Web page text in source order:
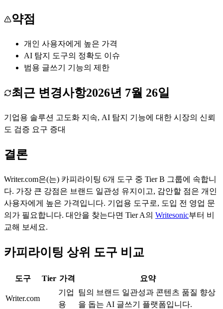
약점
개인 사용자에게 높은 가격
AI 탐지 도구의 정확도 이슈
범용 글쓰기 기능의 제한
최근 변경사항2026년 7월 26일
기업용 솔루션 고도화 지속, AI 탐지 기능에 대한 시장의 신뢰
도 검증 요구 증대
결론
Writer.com은(는) 카피라이팅 6개 도구 중 TierB 그룹에 속합니
다. 가장 큰 강점은 브랜드 일관성 유지 이고, 감안할 점은 개인
사용자에게 높은 가격입니다. 기업용 도구로, 도입 전 영업 문
의가 필요합니다. 대안을 찾는다면 TierA의 Writesonic부터 비
교해 보세요.
카피라이팅 상위 도구 비교
도구 Tier 가격 요약
Writer.com
기업
용
팀의 브랜드 일관성과 콘텐츠 품질 향상
을 돕는 AI 글쓰기 플랫폼입니다.